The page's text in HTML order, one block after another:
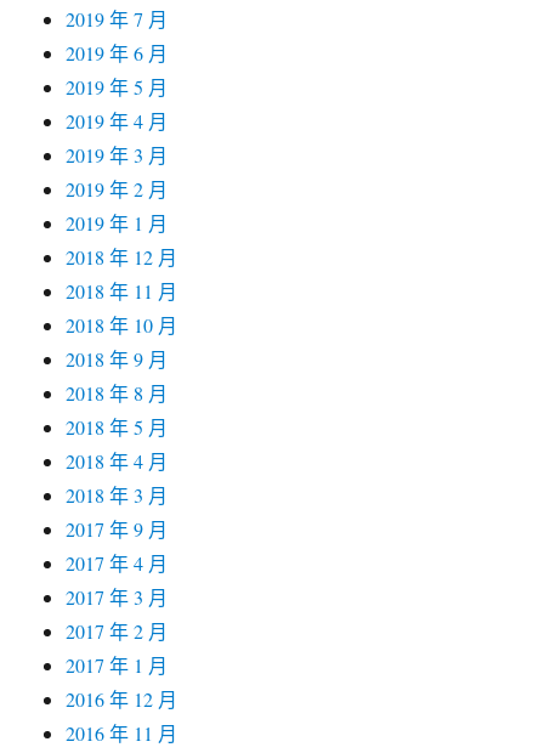
2019 年 7 月
2019 年 6 月
2019 年 5 月
2019 年 4 月
2019 年 3 月
2019 年 2 月
2019 年 1 月
2018 年 12 月
2018 年 11 月
2018 年 10 月
2018 年 9 月
2018 年 8 月
2018 年 5 月
2018 年 4 月
2018 年 3 月
2017 年 9 月
2017 年 4 月
2017 年 3 月
2017 年 2 月
2017 年 1 月
2016 年 12 月
2016 年 11 月